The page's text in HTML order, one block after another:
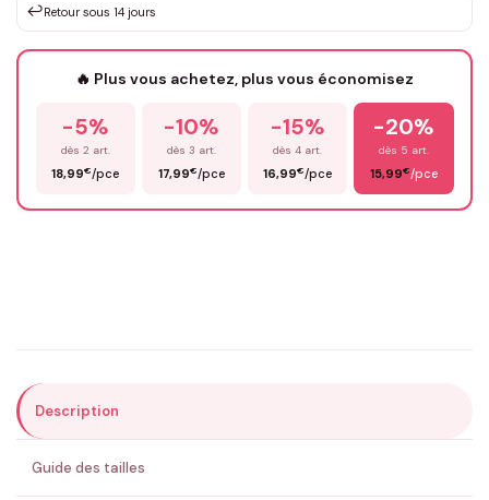
Votre texte / idée*
Prénom*
ENVOYER MA DEMANDE ✨
💚 Retour sous 24-48h🇫🇷 Flocage en France✅ Validation avant fabrication
↩️Retour sous 14 jours
🔥 Plus vous achetez, plus vous économisez
-5%
dès 2 art.
18,99€/pce
-10%
dès 3 art.
17,99€/pce
-15%
dès 4 art.
16,99€/pce
-20%
dès 5 art.
15,99€/pce
Description
Guide des tailles